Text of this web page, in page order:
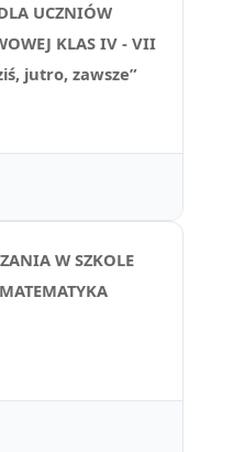
UCZNIÓW
KLAS IV - VII
jutro, zawsze”
W SZKOLE